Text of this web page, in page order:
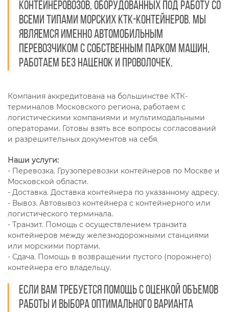
контейнеровозов, оборудованных под работу со
всеми типами морских КТК-контейнеров. Мы
являемся именно автомобильным
перевозчиком с собственным парком машин,
работаем без наценок и проволочек.
Компания аккредитована на большинстве КТК-
терминалов Московского региона, работаем с
логистическими компаниями и мультимодальными
операторами. Готовы взять все вопросы согласований
и разрешительных документов на себя.
Наши услуги:
- Перевозка. Грузоперевозки контейнеров по Москве и
Московской области.
- Доставка. Доставка контейнера по указанному адресу.
- Вывоз. Автовывоз контейнера с контейнерного или
логистического терминала.
- Транзит. Помощь с осуществлением транзита
контейнеров между железнодорожными станциями
или морскими портами.
- Сдача. Помощь в возвращении пустого (порожнего)
контейнера его владельцу.
Если вам требуется помощь с оценкой объемов
работы и выбора оптимального варианта